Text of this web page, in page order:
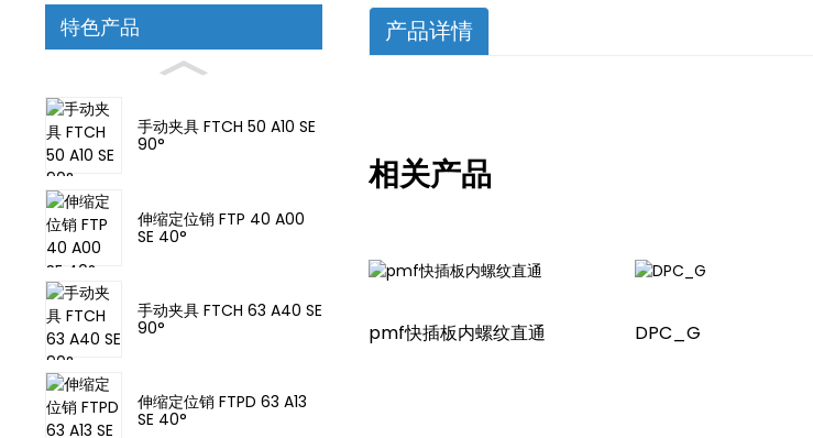
特色产品
手动夹具 FTCH 50 A10 SE
90°
伸缩定位销 FTP 40 A00
SE 40°
手动夹具 FTCH 63 A40 SE
90°
伸缩定位销 FTPD 63 A13
SE 40°
产品详情
相关产品
pmf快插板内螺纹直通 DPC_G